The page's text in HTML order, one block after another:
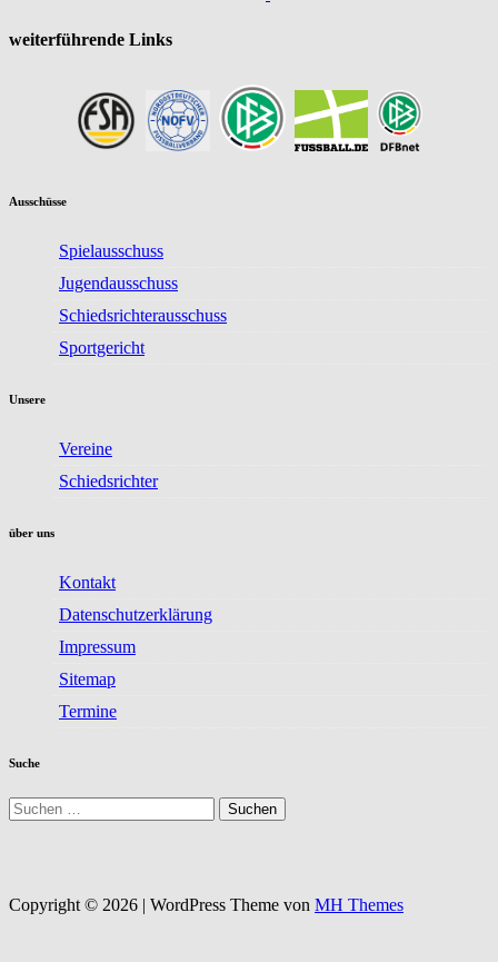
weiterführende Links
Ausschüsse
Spielausschuss
Jugendausschuss
Schiedsrichterausschuss
Sportgericht
Unsere
Vereine
Schiedsrichter
über uns
Kontakt
Datenschutzerklärung
Impressum
Sitemap
Termine
Suche
Suchen
nach:
Copyright © 2026 | WordPress Theme von MH Themes